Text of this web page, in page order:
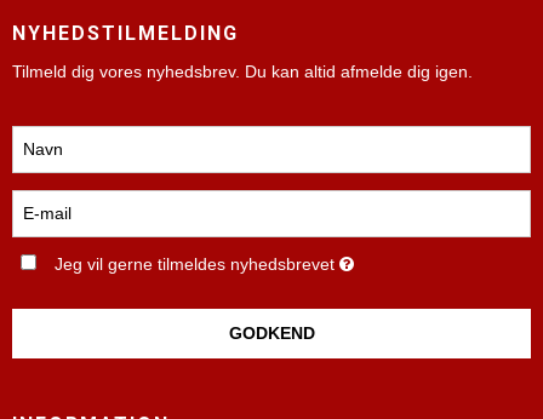
NYHEDSTILMELDING
Tilmeld dig vores nyhedsbrev. Du kan altid afmelde dig igen.
Jeg vil gerne tilmeldes nyhedsbrevet
GODKEND